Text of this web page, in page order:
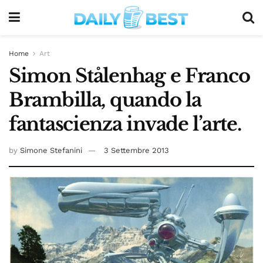
Home Art
Simon Stålenhag e Franco
Brambilla, quando la
fantascienza invade l’arte.
by Simone Stefanini 3 Settembre 2013